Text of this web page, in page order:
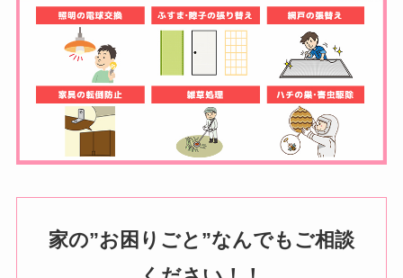
家の”お困りごと”なんでもご相談